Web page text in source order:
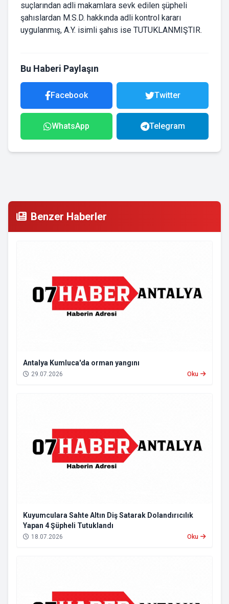
suçlarından adli makamlara sevk edilen şüpheli
şahıslardan M.S.D. hakkında adli kontrol kararı
uygulanmış, A.Y. isimli şahıs ise TUTUKLANMIŞTIR.
Bu Haberi Paylaşın
Facebook Twitter
WhatsApp Telegram
Benzer Haberler
Antalya Kumluca'da orman yangını
29.07.2026 Oku
Kuyumculara Sahte Altın Diş Satarak Dolandırıcılık
Yapan 4 Şüpheli Tutuklandı
18.07.2026 Oku